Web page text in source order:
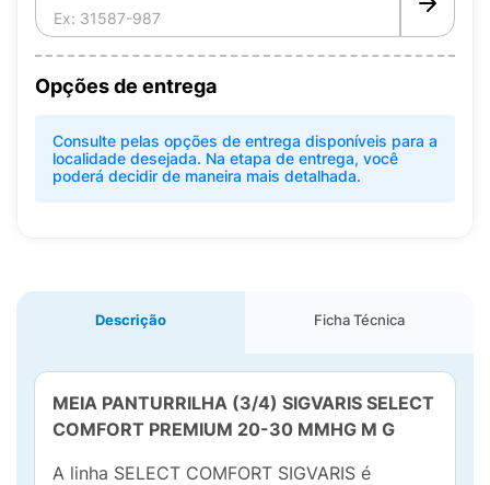
Opções de entrega
Consulte pelas opções de entrega disponíveis para a
localidade desejada. Na etapa de entrega, você
poderá decidir de maneira mais detalhada.
Descrição Ficha Técnica
MEIA PANTURRILHA (3/4) SIGVARIS SELECT
COMFORT PREMIUM 20-30 MMHG M G
A linha SELECT COMFORT SIGVARIS é